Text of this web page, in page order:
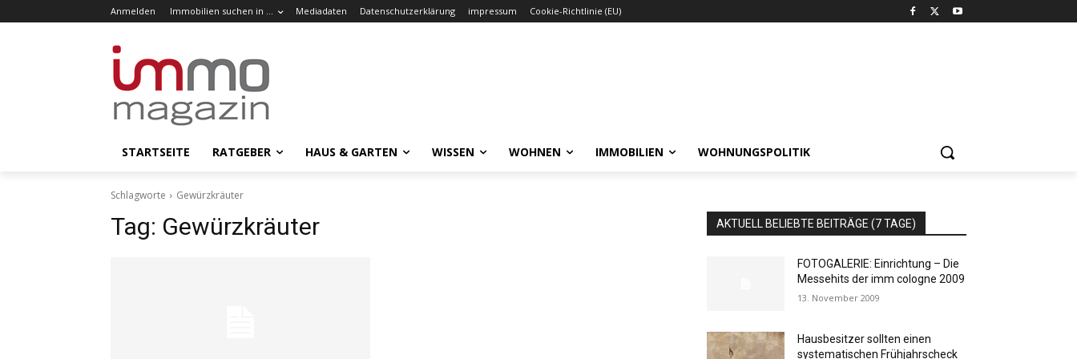
Anmelden Immobilien suchen in … Mediadaten Datenschutzerklärung impressum Cookie-Richtlinie (EU)
STARTSEITE RATGEBER HAUS & GARTEN WISSEN WOHNEN IMMOBILIEN WOHNUNGSPOLITIK
Schlagworte Gewürzkräuter
Tag: Gewürzkräuter AKTUELL BELIEBTE BEITRÄGE (7 TAGE)
FOTOGALERIE: Einrichtung – Die
Messehits der imm cologne 2009
13. November 2009
Hausbesitzer sollten einen
systematischen Frühjahrscheck